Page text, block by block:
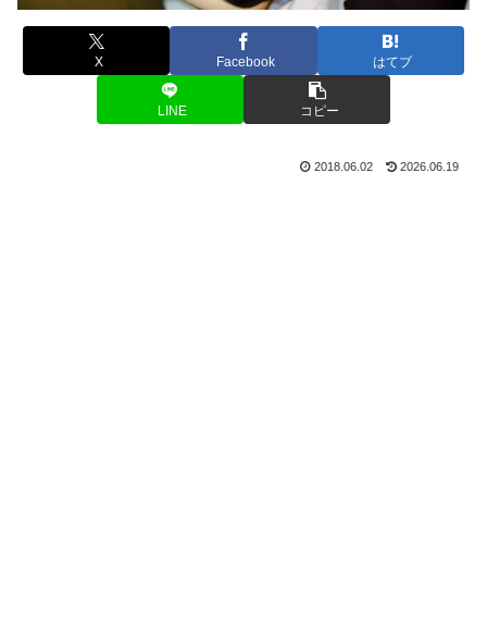
X Facebook はてブ
LINE コピー
2018.06.02 2026.06.19